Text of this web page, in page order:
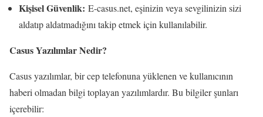
Kişisel Güvenlik: E-casus.net, eşinizin veya sevgilinizin sizi
aldatıp aldatmadığını takip etmek için kullanılabilir.
Casus Yazılımlar Nedir?
Casus yazılımlar, bir cep telefonuna yüklenen ve kullanıcının
haberi olmadan bilgi toplayan yazılımlardır. Bu bilgiler şunları
içerebilir: